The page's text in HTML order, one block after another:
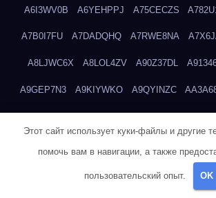
A6I3WV0B A6YEHPPJ A75CECZS
A7B0I7FU A7DADQHQ A7RWE8NA
A8LJWC6X A8LOL4ZV A90Z37DL
A9GEP7N3 A9KIYWKO A9QYINZC
ADMVWTS8
Этот сайт использует куки-файлы и другие
помочь вам в навигации, а также
пользовательский опыт. OK